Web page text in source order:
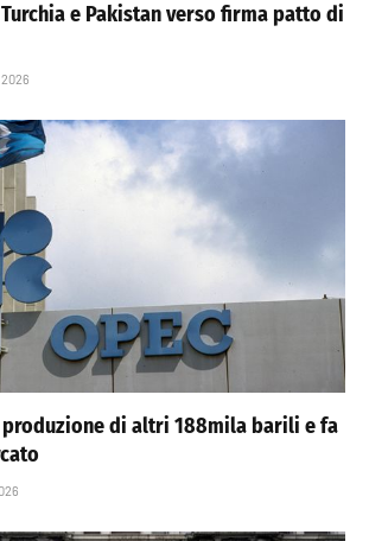
e Pakistan verso firma patto di
produzione di altri 188mila barili e fa